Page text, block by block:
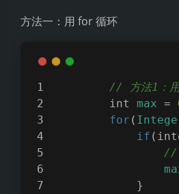
方法一：用 for 循环
// 方法1：
        int
max =
for (
if
//
            }